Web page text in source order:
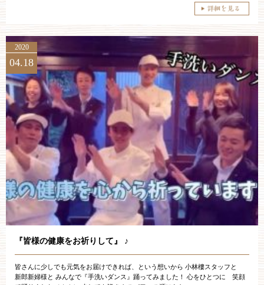
2020
04.18
『皆様の健康をお祈りして』 ♪
皆さんに少しでも元気をお届けできれば、という想いから 小林樓スタッフと
新郎新婦様と みんなで『手洗いダンス』踊ってみました！ 心をひとつに 笑顔
ブライダルフェア・見学ご希望のお客様
平日 12：00〜20：00 土日祝 9：00〜20：00
ご成約済み・ご列席のお客様
その他のお問い合わせ
11:00～19:00（火、水曜定休）
WEBからのお問い合わせ